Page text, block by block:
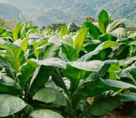
EOS RayVision
Індивідуальні аналітичні звіти з
візуалізацією для будь-якої галузі.
Дізнатися більше